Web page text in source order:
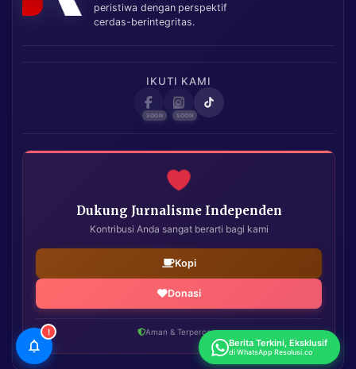
peristiwa dengan perspektif
cerdas-berintegritas.
IKUTI KAMI
Dukung Jurnalisme Independen
Kontribusi Anda sangat berarti bagi kami
Kopi
Donasi
Aman & Terpercaya
!
Berita Terkini, Eksklusif
di WhatsApp Resolusi.co